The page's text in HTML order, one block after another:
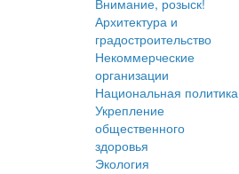
Внимание, розыск!
Архитектура и
градостроительство
Некоммерческие
организации
Национальная политика
Укрепление
общественного
здоровья
Экология